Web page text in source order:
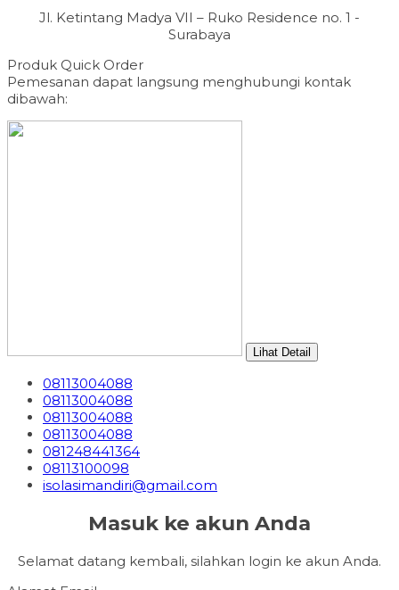
Jl. Ketintang Madya VII – Ruko Residence no. 1 -
Surabaya
Produk Quick Order
Pemesanan dapat langsung menghubungi kontak
dibawah:
Lihat Detail
08113004088
08113004088
08113004088
08113004088
081248441364
08113100098
isolasimandiri@gmail.com
Masuk ke akun Anda
Selamat datang kembali, silahkan login ke akun Anda.